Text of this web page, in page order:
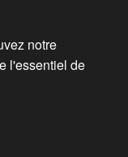
notre
l'essentiel de